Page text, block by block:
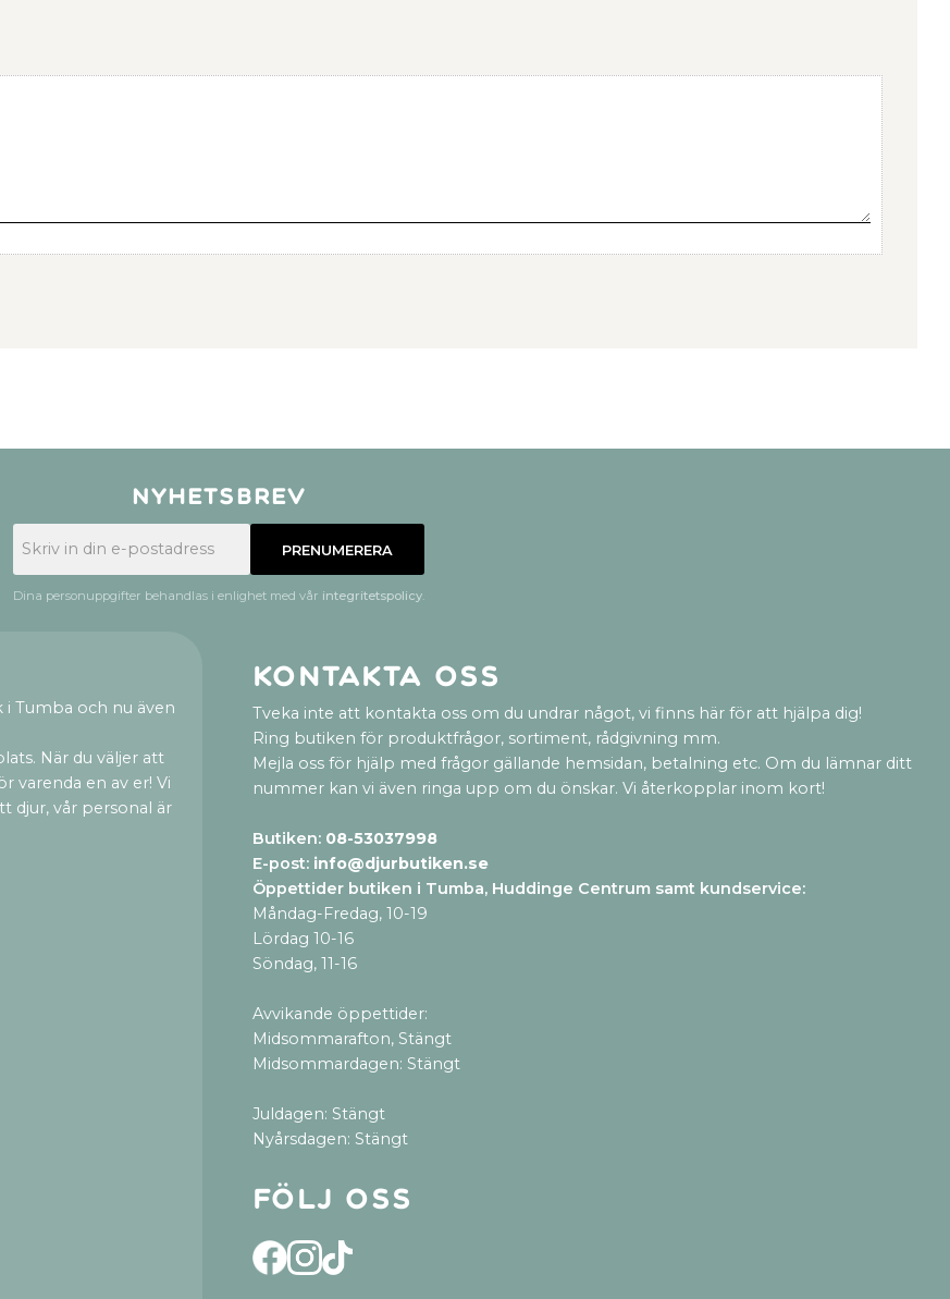
Nyhetsbrev
PRENUMERERA
Dina personuppgifter behandlas i enlighet med vår integritetspolicy.
Tumba och nu även
När du väljer att
varenda en av er! Vi
djur, vår personal är
Kontakta oss
Tveka inte att kontakta oss om du undrar något, vi finns här för att hjälpa dig!
Ring butiken för produktfrågor, sortiment, rådgivning mm.
Mejla oss för hjälp med frågor gällande hemsidan, betalning etc. Om du lämnar ditt
nummer kan vi även ringa upp om du önskar. Vi återkopplar inom kort!
Butiken: 08-53037998
E-post: info@djurbutiken.se
Öppettider butiken i Tumba, Huddinge Centrum samt kundservice:
Måndag-Fredag, 10-19
Lördag 10-16
Söndag, 11-16
Avvikande öppettider:
Midsommarafton, Stängt
Midsommardagen: Stängt
Juldagen: Stängt
Nyårsdagen: Stängt
Följ oss